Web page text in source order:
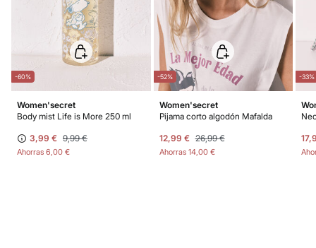
los gastos de aduana correspondientes, los cuales variarán en función del
peso del envío.
-60%
Women'secret
Body mist Life is More 250 ml
3,99 € 9,99 €
Ahorras 6,00 €
-52%
Women'secret
Pijama corto algodón Mafalda
12,99 € 26,99 €
Ahorras 14,00 €
-33%